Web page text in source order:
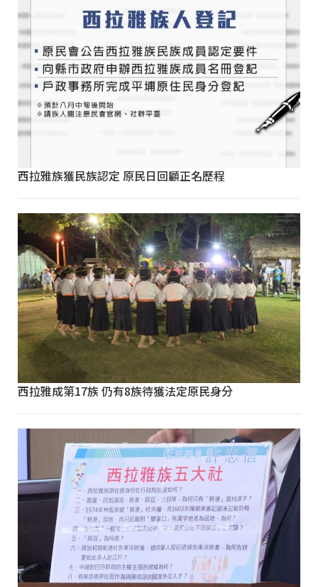
西拉雅族獲民族認定 原民日回顧正名歷程
西拉雅成第17族 仍有8族待獲法定原民身分